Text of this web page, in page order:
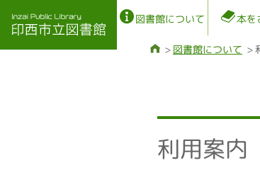
図書館について 本を
図書館について
利用案内